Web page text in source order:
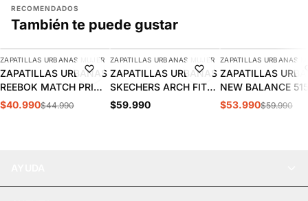
RECOMENDADOS
También te puede gustar
-9%
AGREGAR
ZAPATILLAS URBANAS MUJER
ZAPATILLAS URBANAS
REEBOK MATCH PRIME
V2 MUJER | 100261905
$40.990$44.990
AGREGAR
ZAPATILLAS URBANAS MUJER
ZAPATILLAS URBANAS
SKECHERS ARCH FIT
2.0 MUJER | 150051-
$59.990
-10%
ZAPATILLAS URBANAS
ZAPATILLAS
NEW BALANCE 515
MUJER |
$53.990$59.990